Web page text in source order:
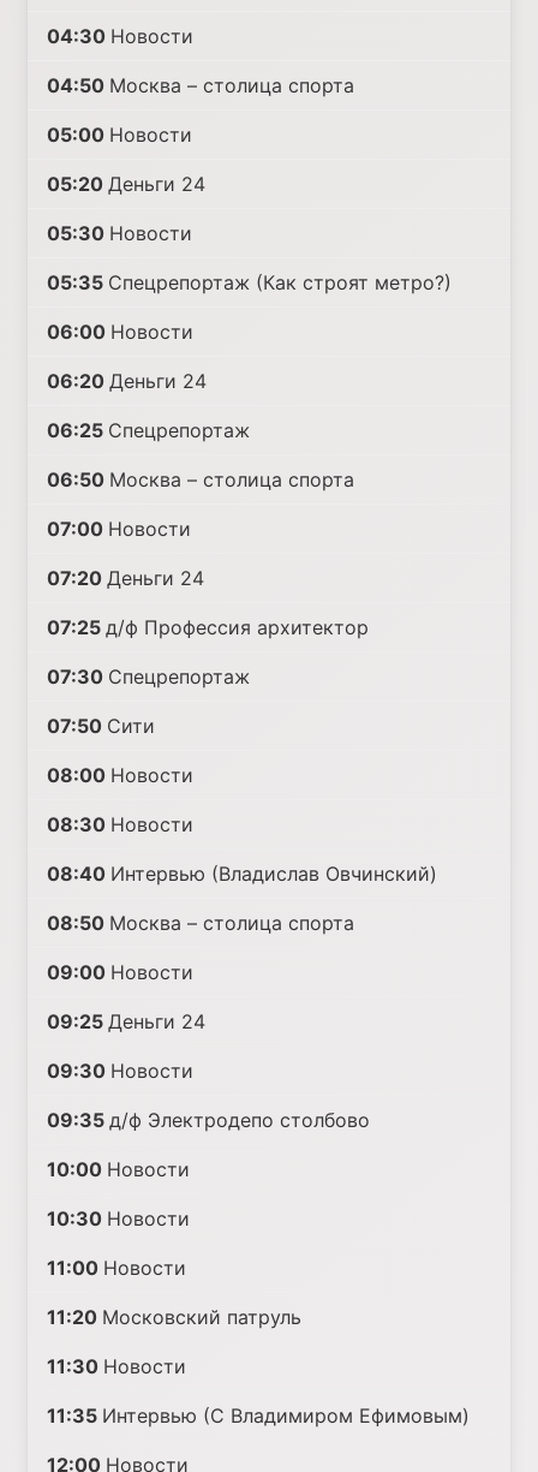
04:30 Новости
04:50 Москва – столица спорта
05:00 Новости
05:20 Деньги 24
05:30 Новости
05:35 Спецрепортаж (Как строят метро?)
06:00 Новости
06:20 Деньги 24
06:25 Спецрепортаж
06:50 Москва – столица спорта
07:00 Новости
07:20 Деньги 24
07:25 д/ф Профессия архитектор
07:30 Спецрепортаж
07:50 Сити
08:00 Новости
08:30 Новости
08:40 Интервью (Владислав Овчинский)
08:50 Москва – столица спорта
09:00 Новости
09:25 Деньги 24
09:30 Новости
09:35 д/ф Электродепо столбово
10:00 Новости
10:30 Новости
11:00 Новости
11:20 Московский патруль
11:30 Новости
11:35 Интервью (С Владимиром Ефимовым)
12:00 Новости